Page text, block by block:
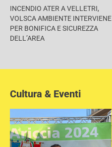
INCENDIO ATER A VELLETRI,
VOLSCA AMBIENTE INTERVIENE
PER BONIFICA E SICUREZZA
DELL’AREA
Cultura & Eventi